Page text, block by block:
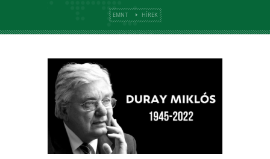
EMNT HÍREK